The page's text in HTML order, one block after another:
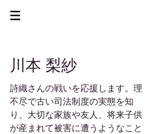
川本 梨紗
詩織さんの戦いを応援します。理
不尽で古い司法制度の実態を知
り、大切な家族や友人、将来子供
が産まれて被害に遭うようなこと